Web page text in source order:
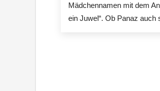
Mädchennamen mit dem
ein Juwel“. Ob Panaz